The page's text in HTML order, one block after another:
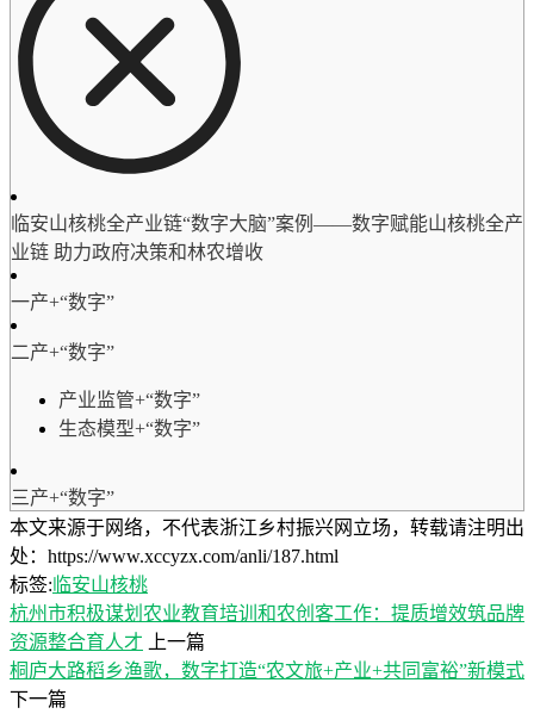
临安山核桃全产业链“数字大脑”案例——数字赋能山核桃全产
业链 助力政府决策和林农增收
一产+“数字”
二产+“数字”
产业监管+“数字”
生态模型+“数字”
三产+“数字”
本文来源于网络，不代表浙江乡村振兴网立场，转载请注明出
处：https://www.xccyzx.com/anli/187.html
标签: 临安山核桃
杭州市积极谋划农业教育培训和农创客工作：提质增效筑品牌
资源整合育人才
上一篇
桐庐大路稻乡渔歌，数字打造“农文旅+产业+共同富裕”新模式
下一篇